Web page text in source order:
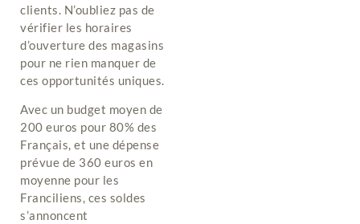
clients. N’oubliez pas de
vérifier les horaires
d’ouverture des magasins
pour ne rien manquer de
ces opportunités uniques.
Avec un budget moyen de
200 euros pour 80% des
Français, et une dépense
prévue de 360 euros en
moyenne pour les
Franciliens, ces soldes
s’annoncent